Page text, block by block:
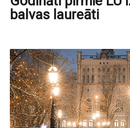
balvas laureāti